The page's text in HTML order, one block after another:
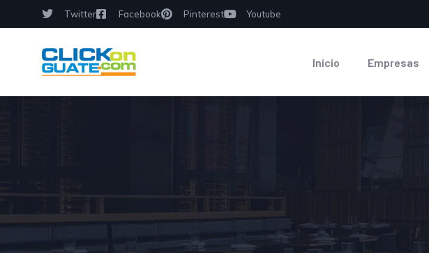
Twitter Facebook Pinterest Youtube
Inicio Empresas